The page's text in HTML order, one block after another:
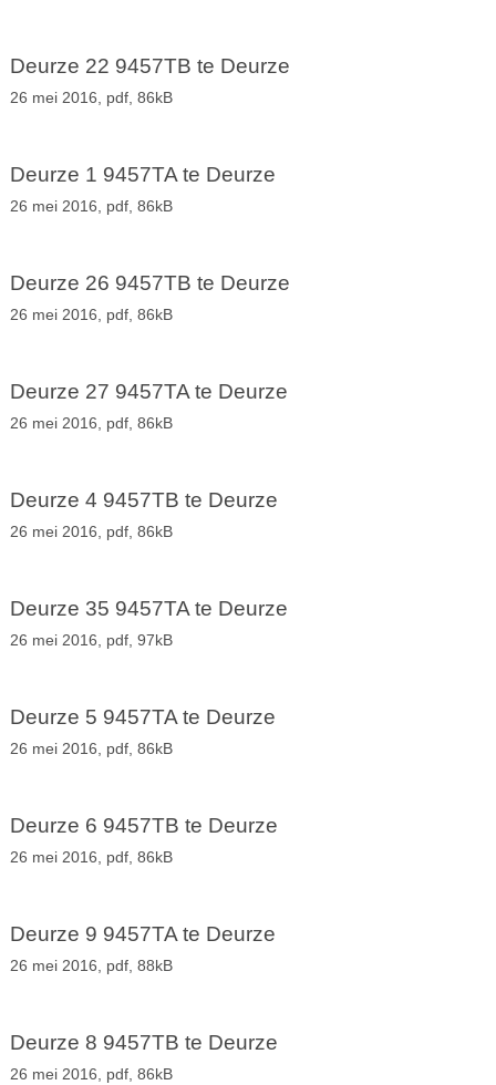
Deurze 22 9457TB te Deurze
26 mei 2016, pdf, 86kB
Deurze 1 9457TA te Deurze
26 mei 2016, pdf, 86kB
Deurze 26 9457TB te Deurze
26 mei 2016, pdf, 86kB
Deurze 27 9457TA te Deurze
26 mei 2016, pdf, 86kB
Deurze 4 9457TB te Deurze
26 mei 2016, pdf, 86kB
Deurze 35 9457TA te Deurze
26 mei 2016, pdf, 97kB
Deurze 5 9457TA te Deurze
26 mei 2016, pdf, 86kB
Deurze 6 9457TB te Deurze
26 mei 2016, pdf, 86kB
Deurze 9 9457TA te Deurze
26 mei 2016, pdf, 88kB
Deurze 8 9457TB te Deurze
26 mei 2016, pdf, 86kB